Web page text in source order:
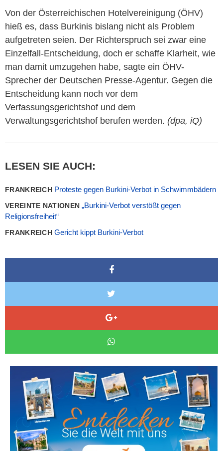
Von der Österreichischen Hotelvereinigung (ÖHV)
hieß es, dass Burkinis bislang nicht als Problem
aufgetreten seien. Der Richterspruch sei zwar eine
Einzelfall-Entscheidung, doch er schaffe Klarheit, wie
man damit umzugehen habe, sagte ein ÖHV-
Sprecher der Deutschen Presse-Agentur. Gegen die
Entscheidung kann noch vor dem
Verfassungsgerichtshof und dem
Verwaltungsgerichtshof berufen werden. (dpa, iQ)
LESEN SIE AUCH:
FRANKREICH Proteste gegen Burkini-Verbot in Schwimmbädern
VEREINTE NATIONEN„Burkini-Verbot verstößt gegen
Religionsfreiheit“
FRANKREICHGericht kippt Burkini-Verbot